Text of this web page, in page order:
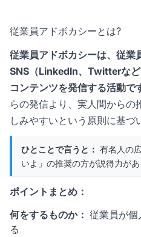
従業員アドボカシーとは?
従業員アドボカシーは、従業
SNS（LinkedIn、Twitterな
コンテンツを発信する活動で
らの発信より、実人間からの
しみやすいという原則に基づ
ひとことで言うと： 有名人の
いよ」の推奨の方が説得力が
ポイントまとめ：
何をするものか： 従業員が個
る